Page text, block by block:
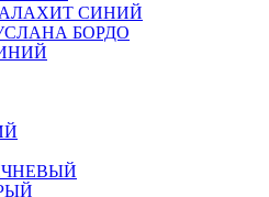
СИНИЙ
БОРДО